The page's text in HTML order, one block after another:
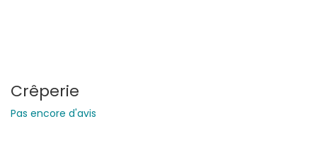
Crêperie
Pas encore d'avis